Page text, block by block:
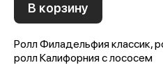
В корзину
Ролл Филадельфия классик,
ролл Калифорния с лососем